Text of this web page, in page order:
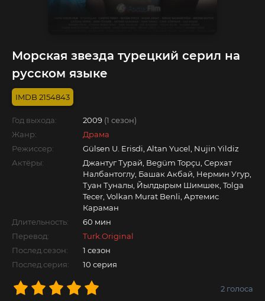
Морская звезда турецкий серил на
русском языке
2154843
Год выхода: 2009 (1 сезон)
Жанр:
Драма
Режиссер:
Gülsen U. Erisdi, Altan Yucel, Nujin Yildiz
Актёры:
Джантуг Турай, Begüm Topçu, Серхат
Налбантоглу, Башак Акбай, Нермин Угур,
Туан Туналы, Йылдырым Шимшек, Tolga
Tecer, Volkan Murat Benli, Артемис
Караман
Длительность:
60 мин
Перевод:
Turk.Original
Послед.сезон:
1 сезон
Послед.серия:
10 серия
2 голоса